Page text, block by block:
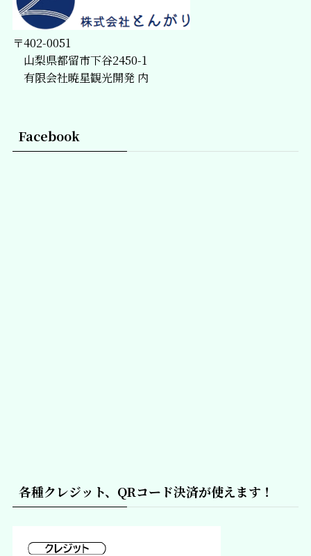
〒402-0051
山梨県都留市下谷2450-1
有限会社暁星観光開発 内
Facebook
各種クレジット、QRコード決済が使えます！